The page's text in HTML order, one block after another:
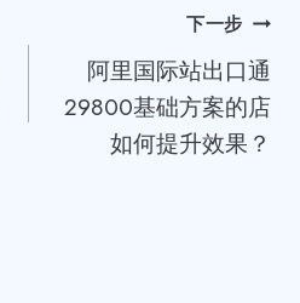
下一步
阿里国际站出口通
29800基础方案的店
如何提升效果？